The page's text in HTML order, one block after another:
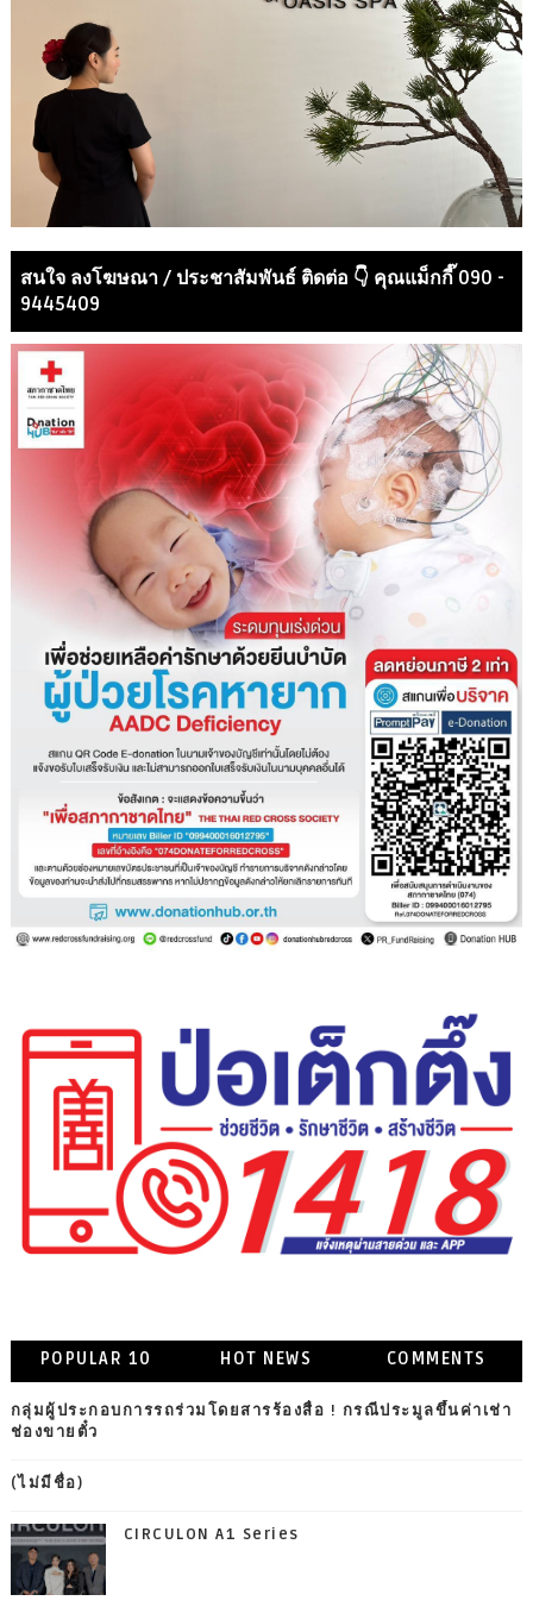
สนใจ ลงโฆษณา / ประชาสัมพันธ์ ติดต่อ 👇 คุณแม็กกี๊ 090 -
9445409
POPULAR 10 HOT NEWS COMMENTS
กลุ่มผู้ประกอบการรถร่วมโดยสารร้องสื่อ ! กรณีประมูลขึ้นค่าเช่า
ช่องขายตั๋ว
(ไม่มีชื่อ)
CIRCULON A1 Series